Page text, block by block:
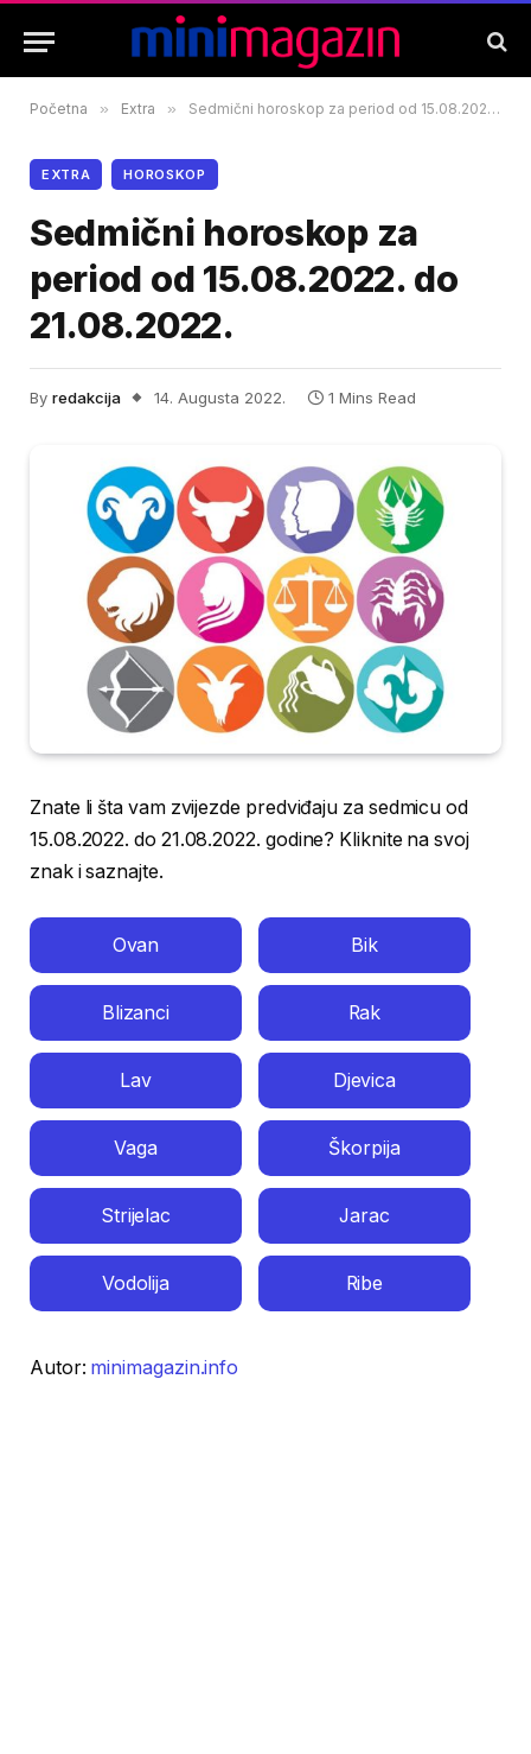
Početna » Extra » Sedmični horoskop za period od 15.08.2022. do 21.08.2022.
EXTRA HOROSKOP
Sedmični horoskop za
period od 15.08.2022. do
21.08.2022.
By redakcija 14. Augusta 2022. 1 Mins Read
Znate li šta vam zvijezde predviđaju za sedmicu od
15.08.2022. do 21.08.2022. godine? Kliknite na svoj
znak i saznajte.
Ovan Bik
Blizanci Rak
Lav Djevica
Vaga Škorpija
Strijelac Jarac
Vodolija Ribe
Autor: minimagazin.info